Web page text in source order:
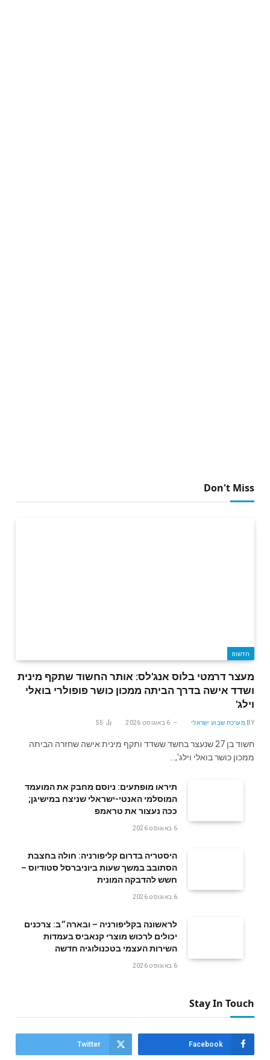
Don't Miss
חדשות
מעצר דרמטי בלוס אנג'לס: אותר החשוד שתקף מינית
ושדד אישה בדרך הביתה ממכון כושר פופולרי בואלי
וילג'
BY מערכת שבוע ישראלי 6 באוגוסט 2026 55
חשוד בן 27 שנעצר בחשד ששדד ותקף מינית אישה שחזרה הביתה
ממכון כושר בואלי וילג',…
תיראו מופתעים: ניוסם מחבק את המועמד
המוסלמי האנטי-ישראלי שניצח במישיגן;
ככה נעצור את טראמפ
6 באוגוסט 2026
היסטריה בדרום קליפורניה: חולה בחצבת
הסתובב במשך שעות ביוניברסל סטודיוס –
חשש להדבקה המונית
6 באוגוסט 2026
לראשונה בקליפורניה – ובארה״ב: צרכנים
יכולים לרכוש מוצרי קנאביס בעמדות
השירות העצמי בטכנולוגיה חדשה
6 באוגוסט 2026
Stay In Touch
Facebook
Twitter